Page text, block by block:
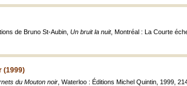
de Bruno St-Aubin, Un bruit la nuit, Montréal : La Courte
(1999)
du Mouton noir , Waterloo : Éditions Michel Quintin, 1999,